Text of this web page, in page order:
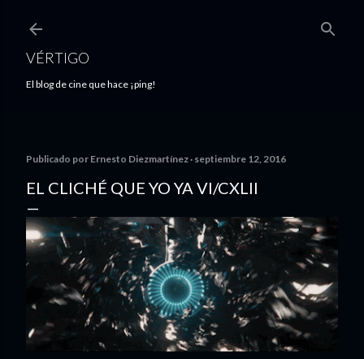
VÉRTIGO
El blog de cine que hace ¡ping!
Publicado por Ernesto Diezmartínez septiembre 12, 2016
EL CLICHÉ QUE YO YA VI/CXLII